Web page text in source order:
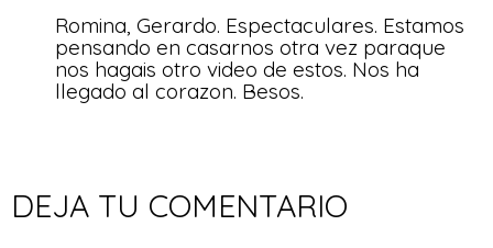
Romina, Gerardo. Espectaculares. Estamos
pensando en casarnos otra vez paraque
nos hagais otro video de estos. Nos ha
llegado al corazon. Besos.
DEJA TU COMENTARIO